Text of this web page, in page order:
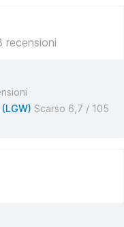
recensioni
Scarso 6,7 / 105